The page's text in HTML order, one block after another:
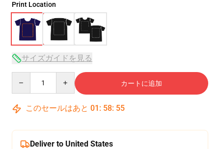
Print Location
サイズガイドを見る
カートに追加
このセールはあと 01 : 58: 54
Deliver to United States